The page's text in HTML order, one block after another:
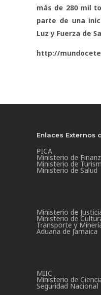
más de 280 mil
parte de una
Luz y Fuerza de
http://
Enlaces Externos
PICA
Ministerio de
Ministerio de
Ministerio de Salud
Ministerio de
Ministerio de
Transporte y
Aduana de Jamaica
MIIC
Ministerio de
Seguridad Nacional